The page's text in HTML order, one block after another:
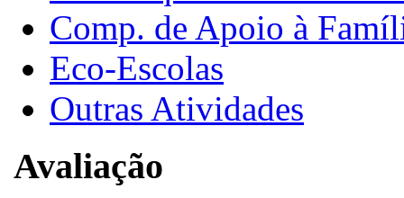
Comp. de Apoio à
Eco-Escolas
Outras Atividades
Avaliação